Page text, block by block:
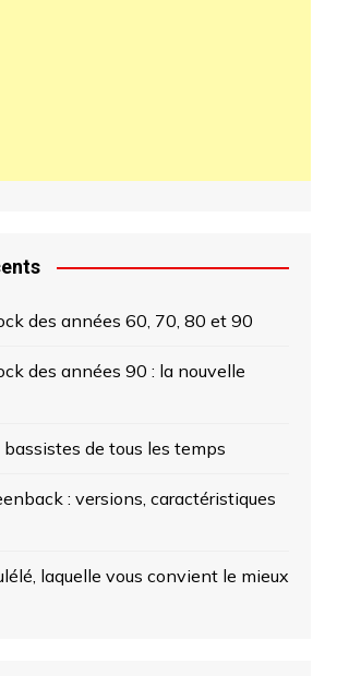
des années 60, 70, 80 et 90
des années 90 : la nouvelle
bassistes de tous les temps
: versions, caractéristiques
laquelle vous convient le mieux